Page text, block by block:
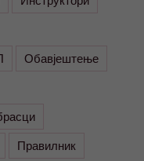
Обавјештење
Правилник